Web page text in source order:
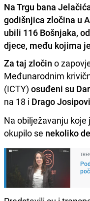
Na Trgu bana
godišnjica zločina u
ubili 116 Bošnjaka,
djece, među kojima
Za taj zločin o
Međunarodnim
(ICTY) osuđeni su
na 18 i Drago
Na obilježavanju koje
okupilo se nekoliko